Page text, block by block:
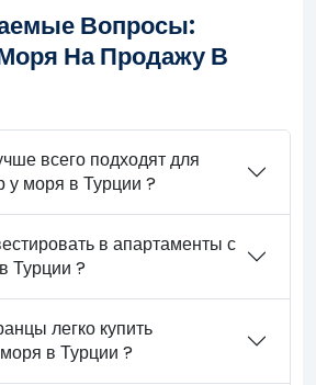
Вопросы:
На Продажу В
всего подходят для
у моря в Турции ?
в апартаменты с
Турции ?
легко купить
в Турции ?